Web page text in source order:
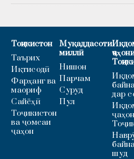
Тоҷикистон
Таърих
Иқтисодӣ
Фарҳанг ва
маориф
Сайёҳӣ
Тоҷикистон
ва ҷомеаи
ҷаҳон
Муқаддасоти
миллӣ
Нишон
Парчам
Суруд
Пул
дар
шуд